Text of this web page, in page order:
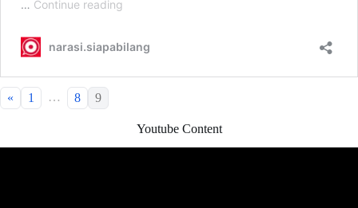
« 1 … 8 9
Youtube Content